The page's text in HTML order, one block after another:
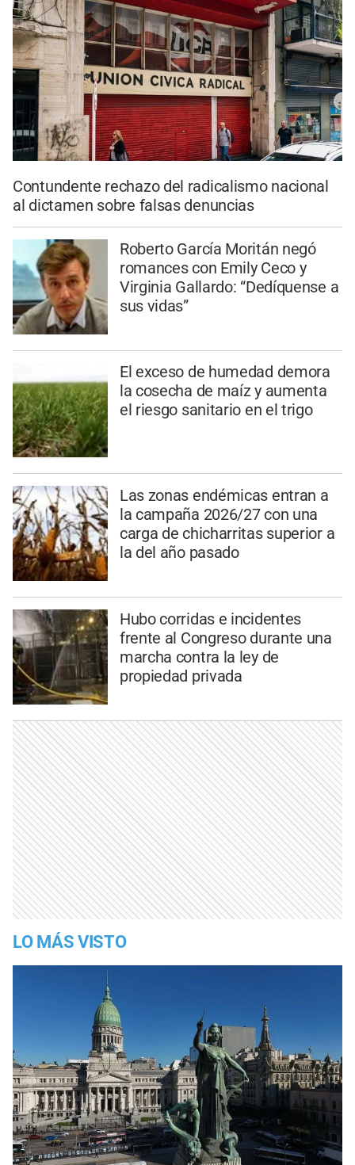
Contundente rechazo del radicalismo nacional
al dictamen sobre falsas denuncias
Roberto García Moritán negó
romances con Emily Ceco y
Virginia Gallardo: “Dedíquense a
sus vidas”
El exceso de humedad demora
la cosecha de maíz y aumenta
el riesgo sanitario en el trigo
Las zonas endémicas entran a
la campaña 2026/27 con una
carga de chicharritas superior a
la del año pasado
Hubo corridas e incidentes
frente al Congreso durante una
marcha contra la ley de
propiedad privada
LO MÁS VISTO